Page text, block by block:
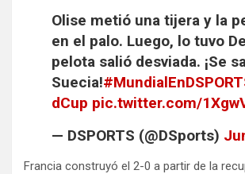
Olise metió una tijera y la
en el palo. Luego, lo tuvo
pelota salió desviada. ¡Se
Suecia!
dCup pic.twitter.com/
— DSPORTS (@DSports)
Francia construyó el 2-0 a partir de la